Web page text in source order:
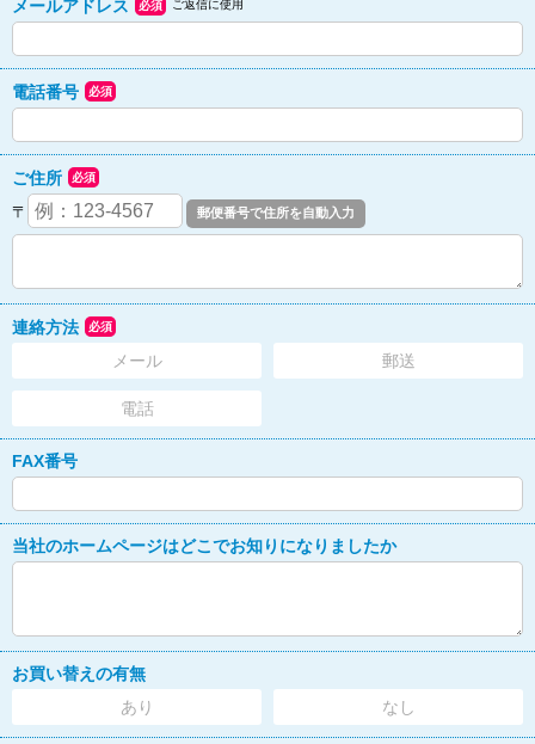
メールアドレス 必須 ご返信に使用
電話番号 必須
ご住所 必須
〒
連絡方法 必須
メール 郵送
電話
FAX番号
当社のホームページはどこでお知りになりましたか
お買い替えの有無
あり
なし